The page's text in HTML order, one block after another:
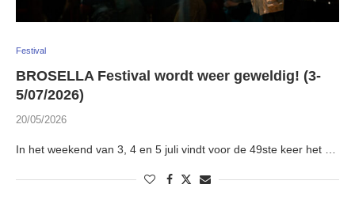
Festival
BROSELLA Festival wordt weer geweldig! (3-
5/07/2026)
20/05/2026
In het weekend van 3, 4 en 5 juli vindt voor de 49ste keer het …